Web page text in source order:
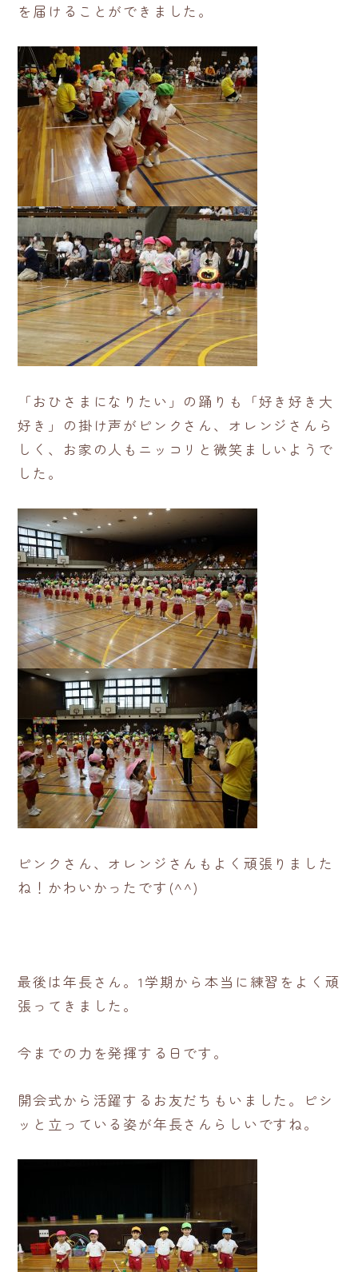
を届けることができました。
「おひさまになりたい」の踊りも「好き好き大
好き」の掛け声がピンクさん、オレンジさんら
しく、お家の人もニッコリと微笑ましいようで
した。
ピンクさん、オレンジさんもよく頑張りました
ね！かわいかったです(^^)
最後は年長さん。1学期から本当に練習をよく頑
張ってきました。
今までの力を発揮する日です。
開会式から活躍するお友だちもいました。ピシ
ッと立っている姿が年長さんらしいですね。